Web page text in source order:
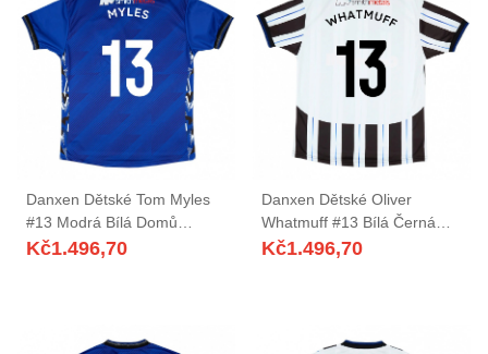
Danxen Dětské Tom Myles
#13 Modrá Bílá Domů
Hráčské Dresy 2025/26 Dres
Kč1.496,70
Danxen Dětské Oliver
Whatmuff #13 Bílá Černá
Daleko Hráčské Dresy
Kč1.496,70